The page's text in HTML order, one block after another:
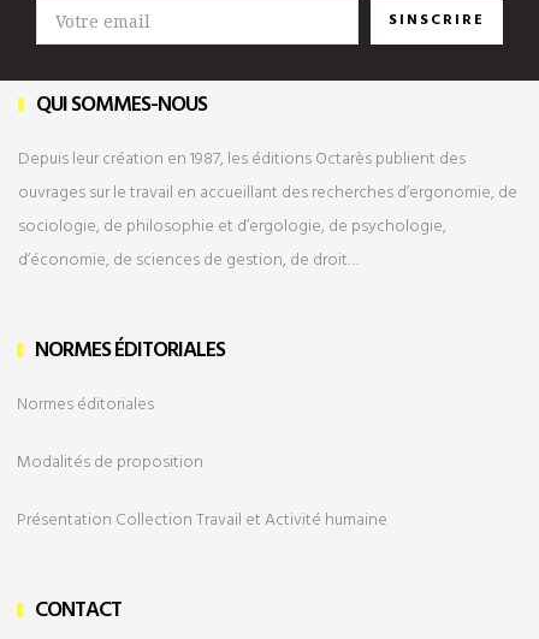
SINSCRIRE
QUI SOMMES-NOUS
Depuis leur création en 1987, les éditions Octarès publient des
ouvrages sur le travail en accueillant des recherches d’ergonomie, de
sociologie, de philosophie et d’ergologie, de psychologie,
d’économie, de sciences de gestion, de droit…
NORMES ÉDITORIALES
Normes éditoriales
Modalités de proposition
Présentation Collection Travail et Activité humaine
CONTACT